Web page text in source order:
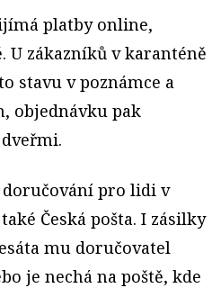
platby online,
U zákazníků v karanténě
stavu v poznámce a
objednávku pak
pro lidi v
Česká pošta. I zásilky
mu doručovatel
je nechá na poště, kde